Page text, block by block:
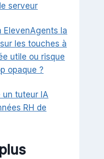
serveur
ElevenAgents la
les touches à
utile ou risque
opaque ?
un tuteur IA
RH de